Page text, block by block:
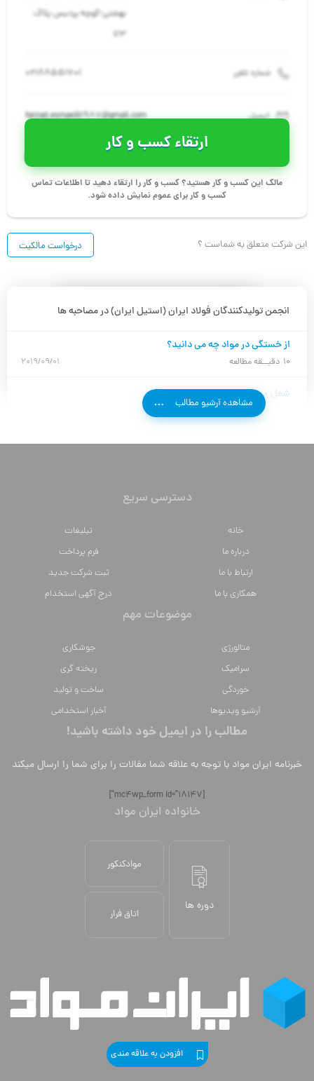
بهشتی-کوچه پردیس پلاک
1/3
شماره تلفن 02188551701
ایمیل farzad.esmaeili1987@gmail.com
ارتقاء کسب و کار
مالک این کسب و کار هستید؟ کسب و کار را ارتقاء دهید تا اطلاعات تماس
کسب و کار برای عموم نمایش داده شود.
این شرکت متعلق به شماست ؟ درخواست مالکیت
انجمن تولیدکنندگان فولاد ایران (استیل ایران) در مصاحبه ها
از خستگی در مواد چه می دانید؟
10 دقیــقه مطالعه 2019/09/01
شغل مورد نظر
مشاهده آرشیو مطالب
دسترسی سریع
خانه
تبلیغات
درباره ما
فرم پرداخت
ارتباط با ما
ثبت شرکت جدید
همکاری با ما
درج آگهی استخدام
موضوعات مهم
متالورژي
جوشکاری
سراميك
ریخته گری
خوردگی
ساخت و تولید
آرشیو ویدیوها
آخبار استخدامی
مطالب را در ایمیل خود داشته باشید!
خبرنامه ایران مواد با توجه به علاقه شما مقالات را برای شما را ارسال میکند
[mc4wp_form id="18147"]
خانواده ایران مواد
دوره ها
موادکنکور
اتاق فرار
افزودن به علاقه مندی